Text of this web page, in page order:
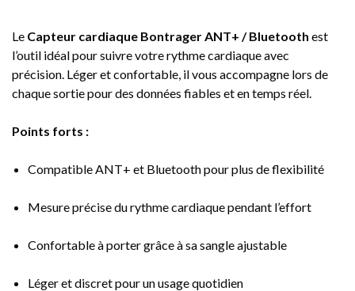
Le Capteur cardiaque Bontrager ANT+ / Bluetooth est
l’outil idéal pour suivre votre rythme cardiaque avec
précision. Léger et confortable, il vous accompagne lors de
chaque sortie pour des données fiables et en temps réel.
Points forts :
Compatible ANT+ et Bluetooth pour plus de flexibilité
Mesure précise du rythme cardiaque pendant l’effort
Confortable à porter grâce à sa sangle ajustable
Léger et discret pour un usage quotidien